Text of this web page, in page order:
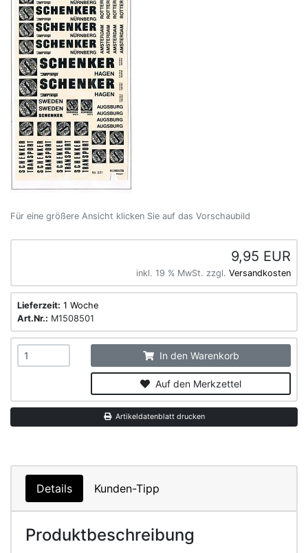
Für eine größere Ansicht klicken Sie auf das Vorschaubild
9,95 EUR
inkl. 19 % MwSt. zzgl. Versandkosten
Lieferzeit: 1 Woche
Art.Nr.: M1508501
In den Warenkorb
Auf den Merkzettel
Artikeldatenblatt drucken
Details Kunden-Tipp
Produktbeschreibung